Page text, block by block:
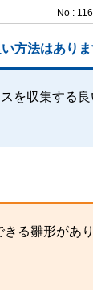
No :
方法はあり
を収集する
る雛形があり